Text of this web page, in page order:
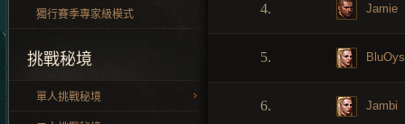
獨行賽季專家級模式
挑戰秘境
單人挑戰秘境
4. Jamie
5.
6. Jambi